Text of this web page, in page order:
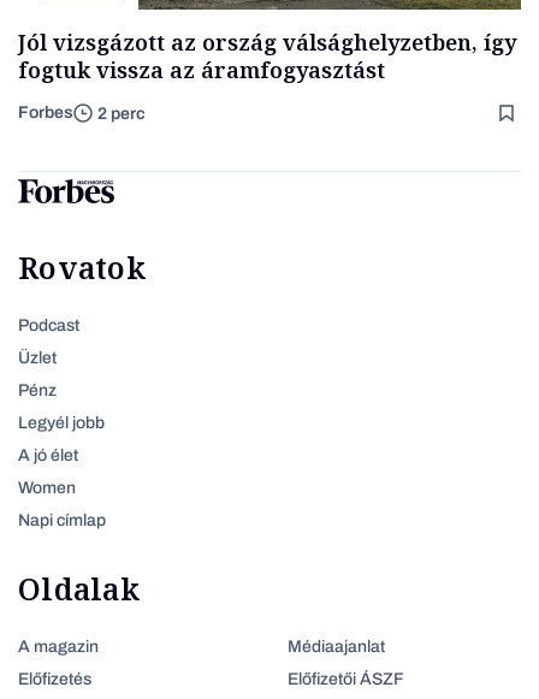
Jól vizsgázott az ország válsághelyzetben, így
fogtuk vissza az áramfogyasztást
Forbes 2 perc
Rovatok
Podcast
Üzlet
Pénz
Legyél jobb
A jó élet
Women
Napi címlap
Oldalak
A magazin
Előfizetés
Médiaajanlat
Előfizetői ÁSZF